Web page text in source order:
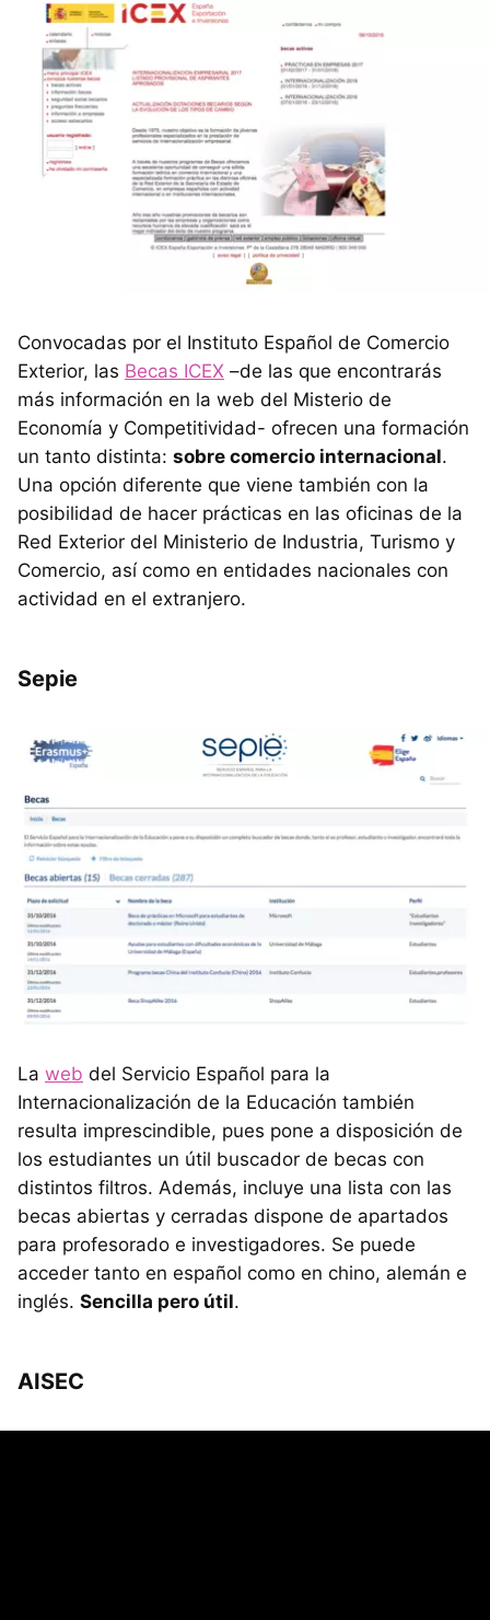
Convocadas por el Instituto Español de Comercio
Exterior, las Becas ICEX –de las que encontrarás
más información en la web del Misterio de
Economía y Competitividad- ofrecen una formación
un tanto distinta: sobre comercio internacional.
Una opción diferente que viene también con la
posibilidad de hacer prácticas en las oficinas de la
Red Exterior del Ministerio de Industria, Turismo y
Comercio, así como en entidades nacionales con
actividad en el extranjero.
Sepie
La web del Servicio Español para la
Internacionalización de la Educación también
resulta imprescindible, pues pone a disposición de
los estudiantes un útil buscador de becas con
distintos filtros. Además, incluye una lista con las
becas abiertas y cerradas dispone de apartados
para profesorado e investigadores. Se puede
acceder tanto en español como en chino, alemán e
inglés. Sencilla pero útil.
AISEC